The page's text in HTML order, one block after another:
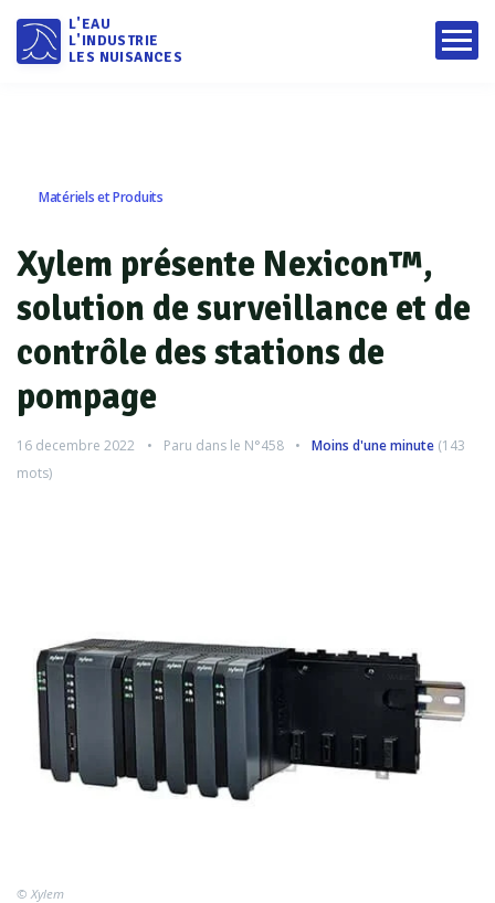
L'EAU
L'INDUSTRIE
LES NUISANCES
Matériels et Produits
Xylem présente Nexicon™,
solution de surveillance et de
contrôle des stations de
pompage
16 decembre 2022 Paru dans le N°458 Moins d'une minute (143
mots)
© Xylem